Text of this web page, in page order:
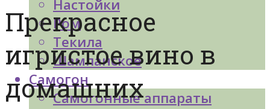
Настойки
Ром
Текила
Шампанское
Самогон
Самогонные аппараты
Прекрасное
игристое вино в
домашних